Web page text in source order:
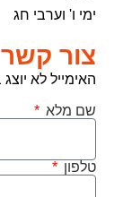
ימי ו' וערבי חג 14:30 – 7:00
צור קשר
האימייל לא
שם מלא
טלפון